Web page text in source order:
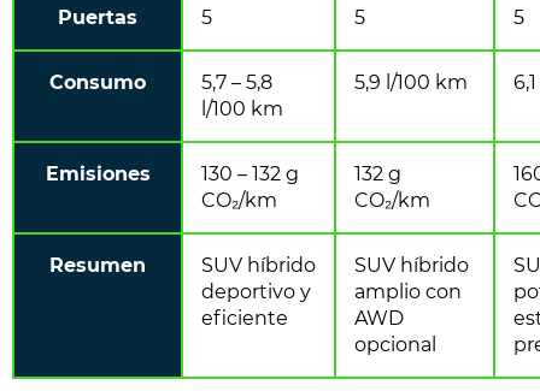
Puertas 5 5 5
Consumo
5,7 – 5,8
l/100 km
5,9 l/100 km
Emisiones
130 – 132 g
CO₂/km
132 g
CO₂/km
Resumen
SUV híbrido
deportivo y
eficiente
SUV híbrido
amplio con
AWD
opcional